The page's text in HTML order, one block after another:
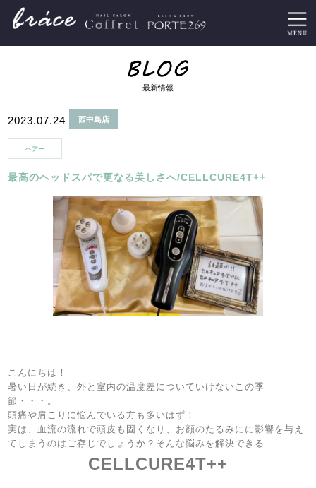
最新情報
2023.07.24 西中島店
ヘアー
最高のヘッドスパで更なる美しさへ/CELLCURE4T++
こんにちは！
暑い日が続き、外と室内の温度差についていけないこの季
節・・・。
頭痛や肩こりに悩んでいる方も多いはず！
実は、血流の流れで頭皮も固くなり、お顔のたるみにに影響を与え
てしまうのはご存じでしょうか？そんな悩みを解決できる
CELLCURE4T++